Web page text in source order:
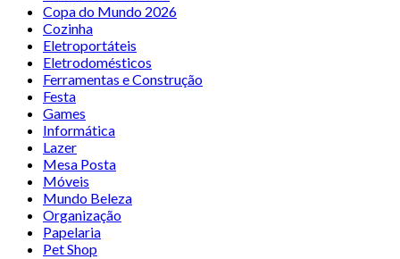
Copa do Mundo 2026
Cozinha
Eletroportáteis
Eletrodomésticos
Ferramentas e Construção
Festa
Games
Informática
Lazer
Mesa Posta
Móveis
Mundo Beleza
Organização
Papelaria
Pet Shop